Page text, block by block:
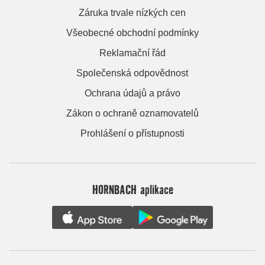
Záruka trvale nízkých cen
Všeobecné obchodní podmínky
Reklamační řád
Společenská odpovědnost
Ochrana údajů a právo
Zákon o ochraně oznamovatelů
Prohlášení o přístupnosti
HORNBACH aplikace